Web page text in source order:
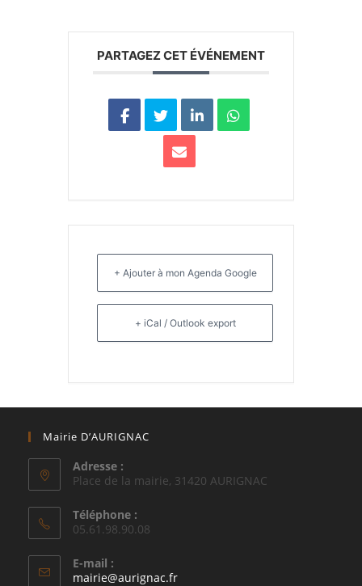
PARTAGEZ CET ÉVÉNEMENT
+ Ajouter à mon Agenda Google
+ iCal / Outlook export
Mairie D’AURIGNAC
Adresse :
Place de la mairie, 31420 AURIGNAC
Téléphone :
05.61.98.90.08
E-mail :
mairie@aurignac.frS’ouvre